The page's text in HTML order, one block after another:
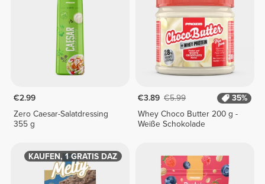
€2.99
Zero Caesar-Salatdressing
355 g
€3.89 €5.99
35%
Whey Choco Butter 200 g -
Weiße Schokolade
1 KAUFEN, 1 GRATIS DAZU